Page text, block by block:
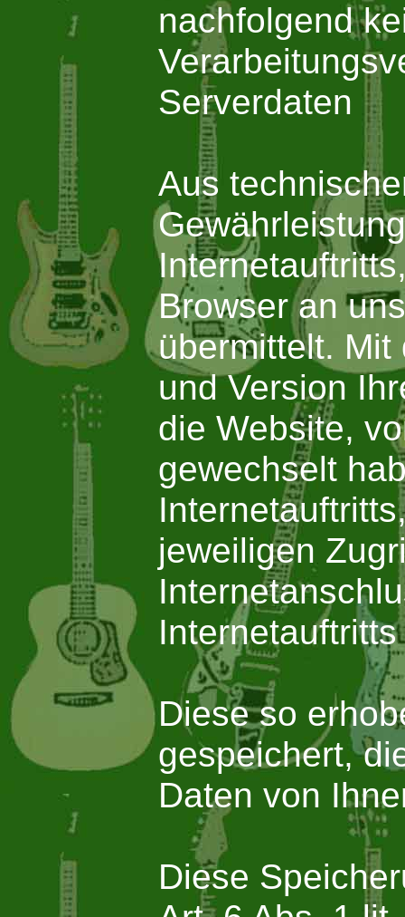
nachfolgend
Serverdaten
Aus
Browser an
übermittelt. Mit
und Version
die Website,
gewechselt
jeweiligen
Diese so
gespeichert,
Daten von
Diese